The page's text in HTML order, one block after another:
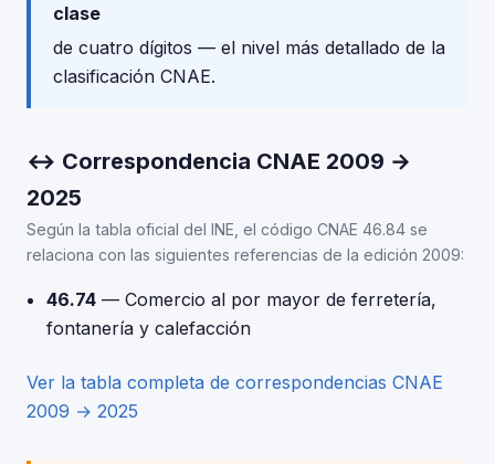
clase
de cuatro dígitos — el nivel más detallado de la
clasificación CNAE.
↔ Correspondencia CNAE 2009 →
2025
Según la tabla oficial del INE, el código CNAE 46.84 se
relaciona con las siguientes referencias de la edición 2009:
46.74— Comercio al por mayor de ferretería,
fontanería y calefacción
Ver la tabla completa de correspondencias CNAE
2009 → 2025